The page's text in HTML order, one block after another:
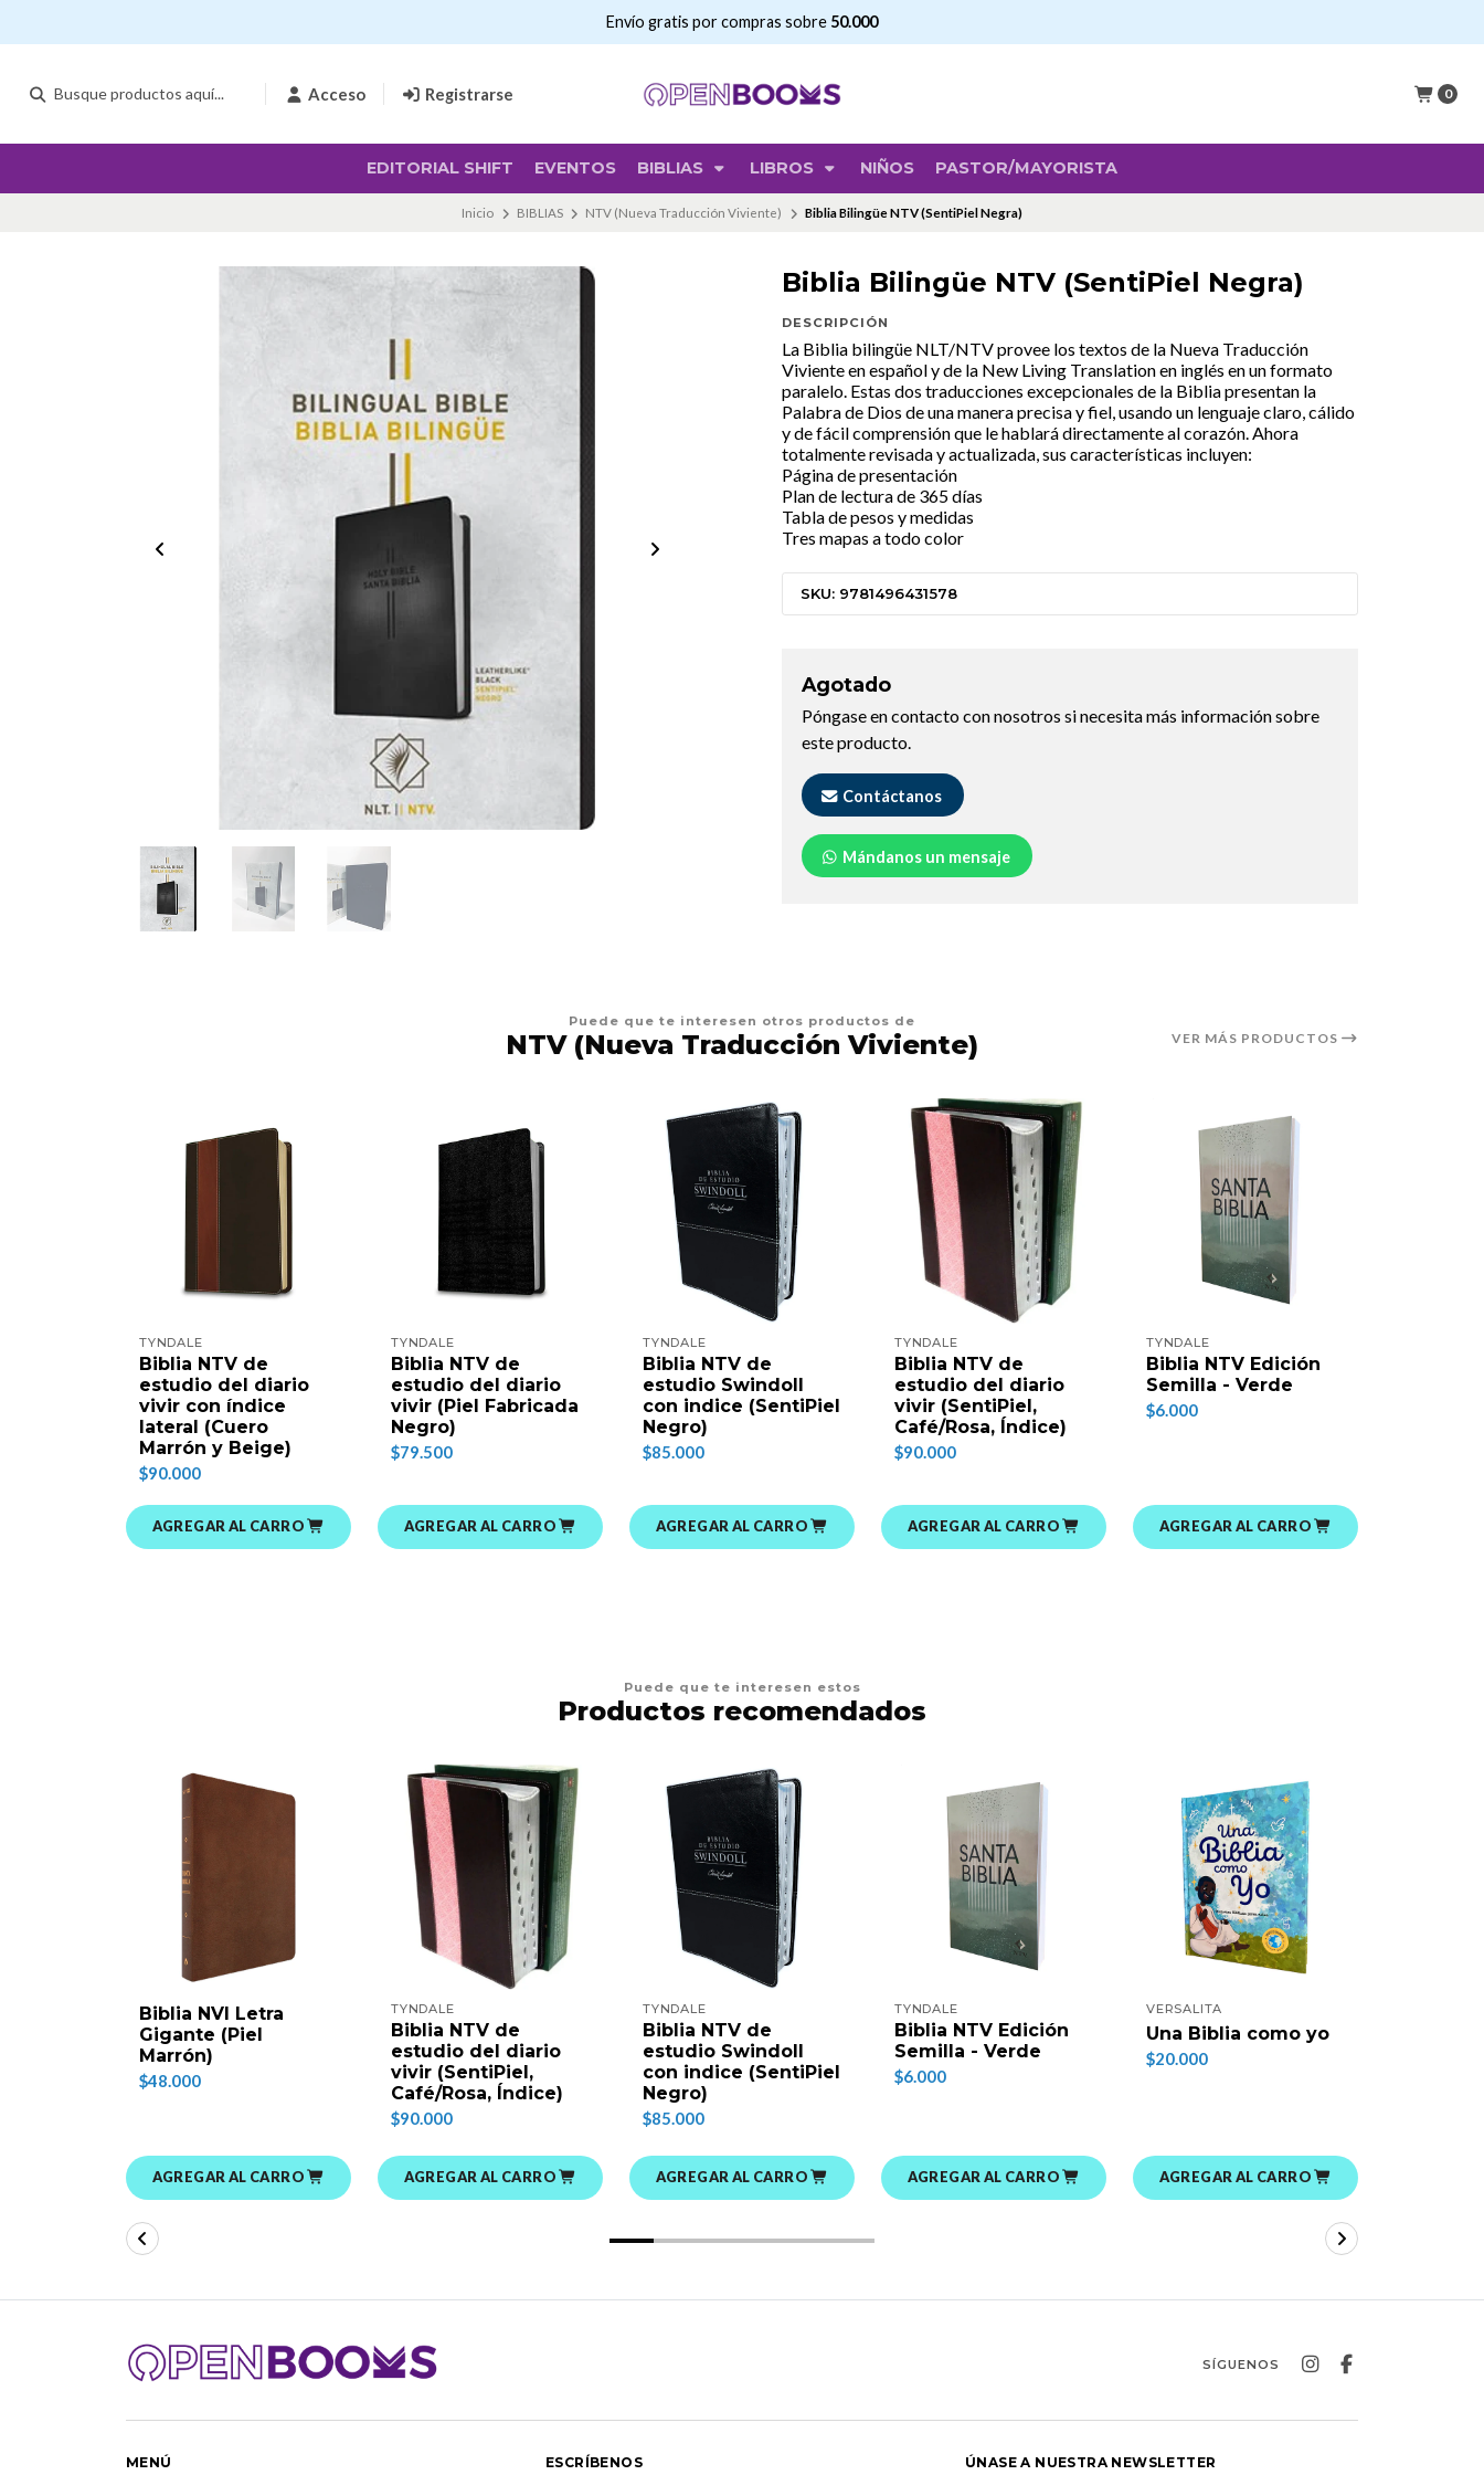
Acceso Registrarse 0
EDITORIAL SHIFT EVENTOS BIBLIAS LIBROS NIÑOS PASTOR/MAYORISTA
Envío gratis por compras sobre 50.000
Inicio BIBLIAS NTV (Nueva Traducción Viviente) Biblia Bilingüe NTV (SentiPiel Negra)
Biblia Bilingüe NTV (SentiPiel Negra)
DESCRIPCIÓN
La Biblia bilingüe NLT/NTV provee los textos de la Nueva Traducción
Viviente en español y de la New Living Translation en inglés en un formato
paralelo. Estas dos traducciones excepcionales de la Biblia presentan la
Palabra de Dios de una manera precisa y fiel, usando un lenguaje claro, cálido
y de fácil comprensión que le hablará directamente al corazón. Ahora
totalmente revisada y actualizada, sus características incluyen:
Página de presentación
Plan de lectura de 365 días
Tabla de pesos y medidas
Tres mapas a todo color
SKU: 9781496431578
Agotado
Póngase en contacto con nosotros si necesita más información sobre
este producto.
Contáctanos
Mándanos un mensaje
Puede que te interesen otros productos de
NTV (Nueva Traducción Viviente) VER MÁS PRODUCTOS
TYNDALE
Biblia NTV de
estudio del diario
vivir con índice
lateral (Cuero
Marrón y Beige)
$90.000
AGREGAR AL CARRO
TYNDALE
Biblia NTV de
estudio del diario
vivir (Piel Fabricada
Negro)
$79.500
AGREGAR AL CARRO
TYNDALE
Biblia NTV de
estudio Swindoll
con indice (SentiPiel
Negro)
$85.000
AGREGAR AL CARRO
TYNDALE
Biblia NTV de
estudio del diario
vivir (SentiPiel,
Café/Rosa, Índice)
$90.000
AGREGAR AL CARRO
TYNDALE
Biblia NTV Edición
Semilla - Verde
$6.000
AGREGAR AL CARRO
Puede que te interesen estos
Productos recomendados
Biblia NVI Letra
Gigante (Piel
Marrón)
$48.000
AGREGAR AL CARRO
TYNDALE
Biblia NTV de
estudio del diario
vivir (SentiPiel,
Café/Rosa, Índice)
$90.000
AGREGAR AL CARRO
TYNDALE
Biblia NTV de
estudio Swindoll
con indice (SentiPiel
Negro)
$85.000
AGREGAR AL CARRO
TYNDALE
Biblia NTV Edición
Semilla - Verde
$6.000
AGREGAR AL CARRO
VERSALITA
Una Biblia como yo
$20.000
AGREGAR AL CARRO
SÍGUENOS
MENÚ ESCRÍBENOS ÚNASE A NUESTRA NEWSLETTER